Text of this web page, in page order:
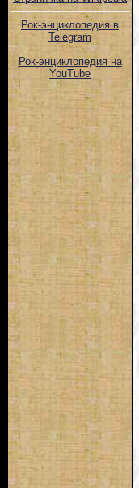
Рок-энциклопедия в
Telegram
Рок-энциклопедия на
YouTube